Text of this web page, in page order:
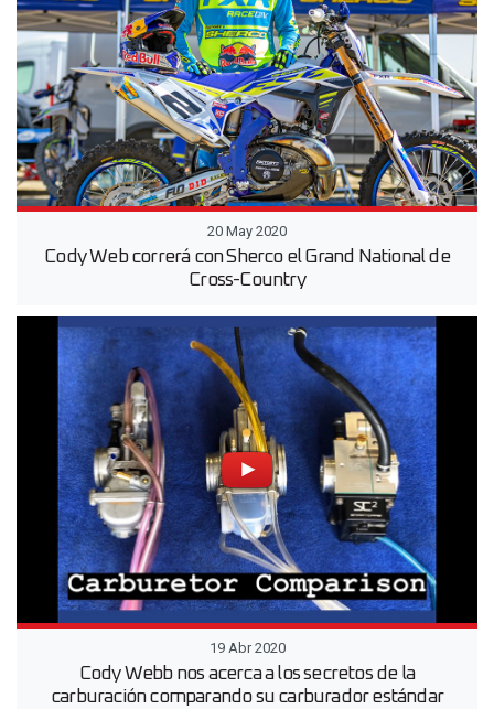
20 May 2020
Cody Web correrá con Sherco el Grand National de
Cross-Country
19 Abr 2020
Cody Webb nos acerca a los secretos de la
carburación comparando su carburador estándar